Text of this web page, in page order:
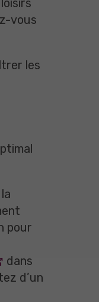
vous
les
pour
dans
d’un